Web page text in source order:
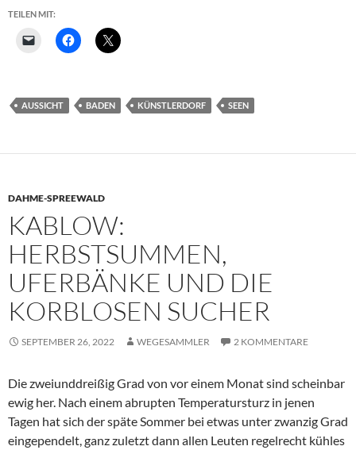
TEILEN MIT:
AUSSICHT BADEN KÜNSTLERDORF SEEN
DAHME-SPREEWALD
KABLOW:
HERBSTSUMMEN,
UFERBÄNKE UND DIE
KORBLOSEN SUCHER
SEPTEMBER 26, 2022 WEGESAMMLER 2 KOMMENTARE
Die zweiunddreißig Grad von vor einem Monat sind scheinbar
ewig her. Nach einem abrupten Temperatursturz in jenen
Tagen hat sich der späte Sommer bei etwas unter zwanzig Grad
eingependelt, ganz zuletzt dann allen Leuten regelrecht kühles